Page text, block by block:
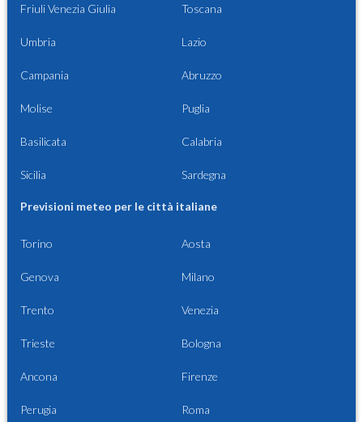
Friuli Venezia Giulia Toscana
Umbria Lazio
Campania Abruzzo
Molise Puglia
Basilicata Calabria
Sicilia Sardegna
Previsioni meteo per le città italiane
Torino Aosta
Genova Milano
Trento Venezia
Trieste Bologna
Ancona Firenze
Perugia Roma